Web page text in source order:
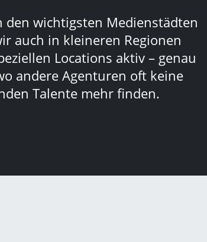
den wichtigsten Medienstädten
auch in kleineren Regionen
Locations aktiv – genau
andere Agenturen oft keine
Talente mehr finden.